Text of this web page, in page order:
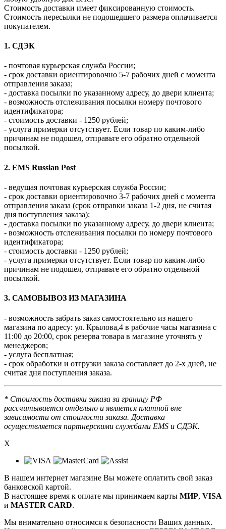
Стоимость доставки имеет фиксированную стоимость.
Стоимость пересылки не подошедшего размера оплачивается
покупателем.
1. СДЭК
- почтовая курьерская служба России;
- срок доставки ориентировочно 5-7 рабочих дней с момента
отправления заказа;
- доставка посылки по указанному адресу, до двери клиента;
- возможность отслеживания посылки номеру почтового
идентификатора;
- стоимость доставки - 1250 рублей;
- услуга примерки отсутствует. Если товар по каким-либо
причинам не подошел, отправьте его обратно отдельной
посылкой.
2. EMS Russian Post
- ведущая почтовая курьерская служба России;
- срок доставки ориентировочно 3-7 рабочих дней с момента
отправления заказа (срок отправки заказа 1-2 дня, не считая
дня поступления заказа);
- доставка посылки по указанному адресу, до двери клиента;
- возможность отслеживания посылки по номеру почтового
идентификатора;
- стоимость доставки - 1250 рублей;
- услуга примерки отсутствует. Если товар по каким-либо
причинам не подошел, отправьте его обратно отдельной
посылкой.
3. САМОВЫВОЗ ИЗ МАГАЗИНА
- возможность забрать заказ самостоятельно из нашего
магазина по адресу: ул. Крылова,4 в рабочие часы магазина с
11:00 до 20:00, срок резерва товара в магазине уточнять у
менеджеров;
- услуга бесплатная;
- срок обработки и отгрузки заказа составляет до 2-х дней, не
считая дня поступления заказа.
* Стоимость доставки заказа за границу РФ
рассчитывается отдельно и является платной вне
зависимости от стоимости заказа. Доставка
осуществляется партнерскими службами EMS и СДЭК.
X
В нашем интернет магазине Вы можете оплатить свой заказ
банковской картой.
В настоящее время к оплате мы принимаем карты МИР, VISA
и MASTER CARD.
Мы внимательно относимся к безопасности Ваших данных.